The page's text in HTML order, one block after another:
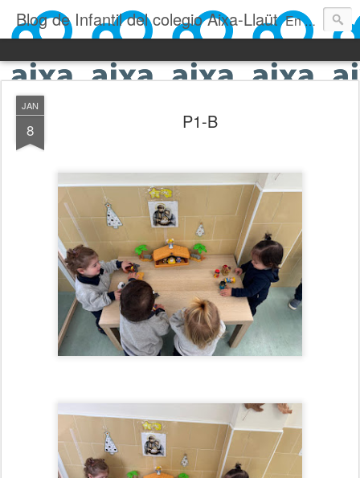
Blog de Infantil del colegio Aixa-Llaüt En nuestro blog verás las actividades del día a día de Infantil, de los alumnos de 0 a 6 años: los talleres, los experimentos, las rutinas, las clases, los patios, etc. ¡Todo aquello que los más pequeños no saben contar!
JAN
8 P1-B